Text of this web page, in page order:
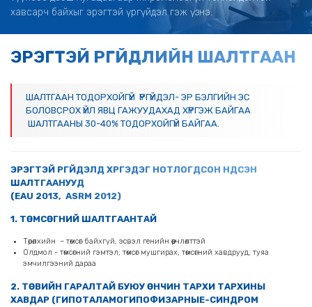
хавсарч байхыг эрэгтэй үргүйдэл гэж үзнэ.
ЭРЭГТЭЙ ҮРГҮЙДЛИЙН ШАЛТГААН
ШАЛТГААН ТОДОРХОЙГҮЙ ҮРГҮЙДЭЛ- ЭР БЭЛГИЙН ЭС
БОЛОВСРОХ ҮЙЛ ЯВЦ ГАЖУУДАХАД ХҮРГЭЖ БАЙГАА
ШАЛТГААНЫ 30-40% ТОДОРХОЙГҮЙ БАЙГАА.
ЭРЭГТЭЙ ҮРГҮЙДЭЛД ХҮРГЭДЭГ НОТЛОГДСОН ҮНДСЭН
ШАЛТГААНУУД
(EAU 2013, ASRM 2012)
1. ТӨМСӨГНИЙ ШАЛТГААНТАЙ
Төрөлхийн – төмсөг байхгүй, эсвэл генийн өөрчлөлттэй
Олдмол - төмсөгний гэмтэл, төмсөг мушгирах, төмсөгний хавдрууд, туяа
эмчилгээний дараа
2. ТӨВИЙН ГАРАЛТАЙ БУЮУ ӨНЧИН ТАРХИ ТАРХИНЫ
ХАВДАР (ГИПОТАЛАМОГИПОФИЗАРНЫЕ-СИНДРОМ